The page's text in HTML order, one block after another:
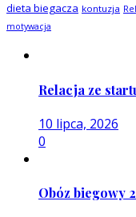
dieta biegacza kontuzja
motywacja
Relacja ze
10 lipca, 2026
0
Obóz biegowy